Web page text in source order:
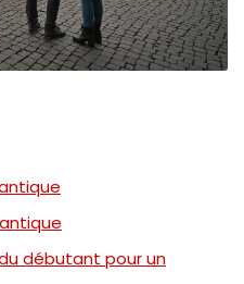
débutant pour un